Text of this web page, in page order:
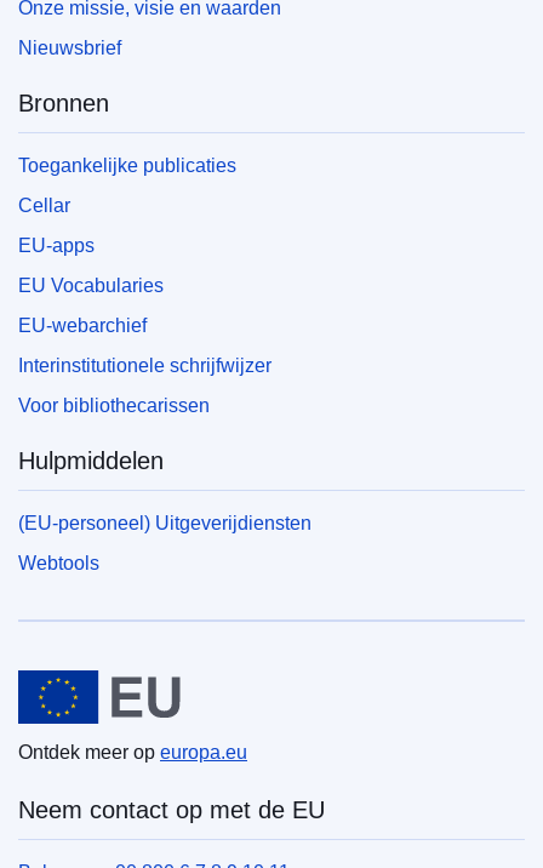
Onze missie, visie en waarden
Nieuwsbrief
Bronnen
Toegankelijke publicaties
Cellar
EU-apps
EU Vocabularies
EU-webarchief
Interinstitutionele schrijfwijzer
Voor bibliothecarissen
Hulpmiddelen
(EU-personeel) Uitgeverijdiensten
Webtools
Europese Unie
Ontdek meer op europa.eu
Neem contact op met de EU